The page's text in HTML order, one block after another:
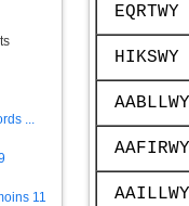
...
11
EQRTWY
HIKSWY
AABLLWY
AAFIRWY
AAILLWY